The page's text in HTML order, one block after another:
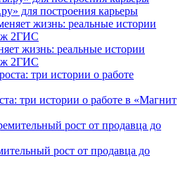
для построения карьеры
жизнь: реальные истории
2ГИС
три истории о работе в «Магнит
рост от продавца до